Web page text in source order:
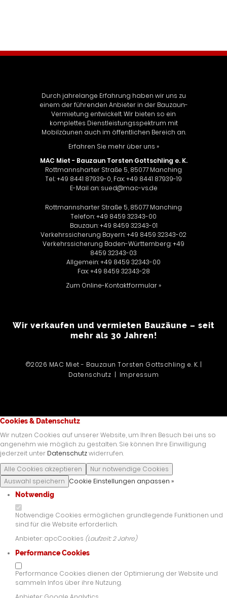
Durch jahrelange Erfahrung haben wir uns zu
einem der führenden Anbieter in der Bauzaun-
Vermietung entwickelt. Wir bieten so ein
komplettes Dienstleistungsspektrum mit
Mobilzäunen auch im öffentlichen Bereich an.
Erfahren Sie mehr über uns »
MAC Miet - Bauzaun Torsten Gottschling e. K.
Rottmannsharter Straße 5, 85077 Manching
Tel.: +49 8441 87939-0, Fax: +49 8441 87939-19
E-Mail an: sued@mac-vs.de
Rottmannsharter Straße 5, 85077 Manching
Telefon: +49 8459 32343-00
Bauzaun: +49 8459 32343-01
Verkehrssicherung Bayern: +49 8459 32343-02
Verkehrssicherung Baden-Württemberg: +49
8459 32343-03
Allgemein: +49 8459 32343-00
Fax: +49 8459 32343-28
Zum Online-Kontaktformular »
Wir verkaufen und vermieten Bauzäune – seit
mehr als 30 Jahren!
©2026 MAC Miet - Bauzaun Torsten Gottschling e. K. |
Datenschutz | Impressum
Cookies & Datenschutz
Wir nutzen Cookies auf unserer Website, um Ihren Besuch bei uns so
angenehm wie möglich zu gestalten. Sie können Ihre Einwilligung
jederzeit unter Datenschutzwiderrufen.
Alle Cookies akzeptieren
Nur notwendige Cookies
Auswahl speichern Cookie Einstellungen anpassen »
Notwendig
Notwendige Cookies ermöglichen grundlegende Funktionen und
sind für die Website erforderlich.
Anbieter: apcCookies (Laufzeit:2 Jahre)
Performance Cookies
Performance Cookies dienen der Optimierung der Website und
sammeln Infos über ihre Nutzung.